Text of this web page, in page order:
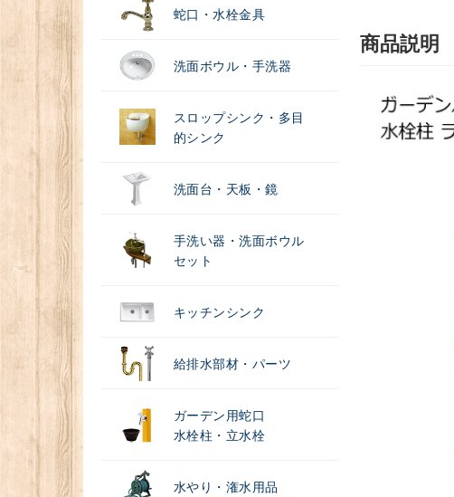
蛇口・水栓金具
洗面ボウル・手洗器
スロップシンク・多目
的シンク
洗面台・天板・鏡
手洗い器・洗面ボウル
セット
キッチンシンク
給排水部材・パーツ
ガーデン用蛇口
水栓柱・立水栓
水やり・潅水用品
商品説明